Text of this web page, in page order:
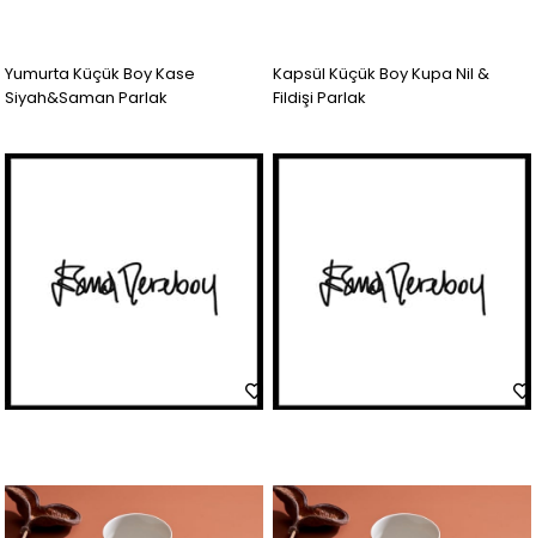
Yumurta Küçük Boy Kase
Siyah&Saman Parlak
Kapsül Küçük Boy Kupa Nil &
Fildişi Parlak